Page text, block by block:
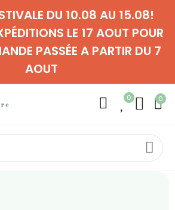
DU 10.08 AU 15.08!
LE 17 AOUT POUR
PASSÉE A PARTIR DU 7
AOUT
0 0